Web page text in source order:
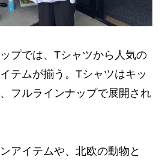
プでは、Tシャツから人気の
テムが揃う。Tシャツはキッ
フルラインナップで展開され
アイテムや、北欧の動物と